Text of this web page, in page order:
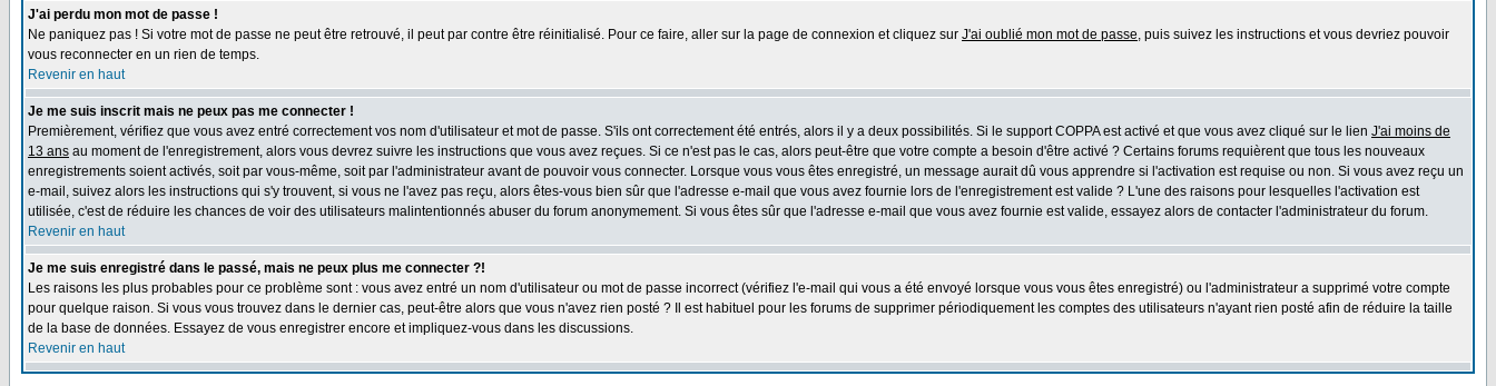
J'ai perdu mon mot de passe !
Ne paniquez pas ! Si votre mot de passe ne peut être retrouvé, il peut par contre être réinitialisé. Pour ce faire, aller sur la page de connexion et cliquez sur J'ai oublié mon mot de passe, puis suivez les instructions et vous devriez pouvoir
vous reconnecter en un rien de temps.
Revenir en haut
Je me suis inscrit mais ne peux pas me connecter !
Premièrement, vérifiez que vous avez entré correctement vos nom d'utilisateur et mot de passe. S'ils ont correctement été entrés, alors il y a deux possibilités. Si le support COPPA est activé et que vous avez cliqué sur le lien J'ai moins de
13 ans au moment de l'enregistrement, alors vous devrez suivre les instructions que vous avez reçues. Si ce n'est pas le cas, alors peut-être que votre compte a besoin d'être activé ? Certains forums requièrent que tous les nouveaux
enregistrements soient activés, soit par vous-même, soit par l'administrateur avant de pouvoir vous connecter. Lorsque vous vous êtes enregistré, un message aurait dû vous apprendre si l'activation est requise ou non. Si vous avez reçu un
e-mail, suivez alors les instructions qui s'y trouvent, si vous ne l'avez pas reçu, alors êtes-vous bien sûr que l'adresse e-mail que vous avez fournie lors de l'enregistrement est valide ? L'une des raisons pour lesquelles l'activation est
utilisée, c'est de réduire les chances de voir des utilisateurs malintentionnés abuser du forum anonymement. Si vous êtes sûr que l'adresse e-mail que vous avez fournie est valide, essayez alors de contacter l'administrateur du forum.
Revenir en haut
Je me suis enregistré dans le passé, mais ne peux plus me connecter ?!
Les raisons les plus probables pour ce problème sont : vous avez entré un nom d'utilisateur ou mot de passe incorrect (vérifiez l'e-mail qui vous a été envoyé lorsque vous vous êtes enregistré) ou l'administrateur a supprimé votre compte
pour quelque raison. Si vous vous trouvez dans le dernier cas, peut-être alors que vous n'avez rien posté ? Il est habituel pour les forums de supprimer périodiquement les comptes des utilisateurs n'ayant rien posté afin de réduire la taille
de la base de données. Essayez de vous enregistrer encore et impliquez-vous dans les discussions.
Revenir en haut